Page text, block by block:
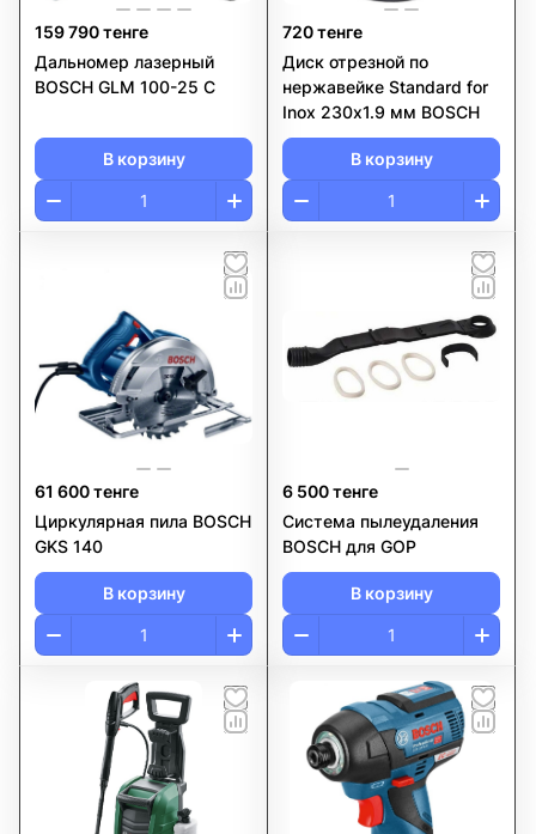
159 790 тенге
Дальномер лазерный
BOSCH GLM 100-25 C
В корзину
720 тенге
Диск отрезной по
нержавейке Standard for
Inox 230х1.9 мм BOSCH
В корзину
61 600 тенге
Циркулярная пила BOSCH
GKS 140
В корзину
6 500 тенге
Система пылеудаления
BOSCH для GOP
В корзину